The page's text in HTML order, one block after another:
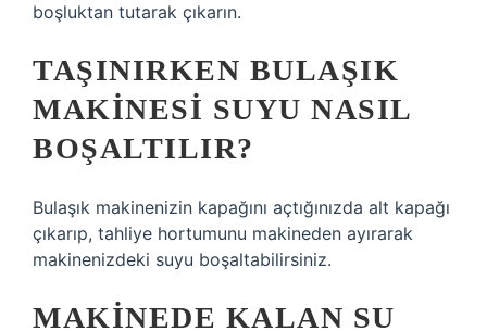
boşluktan tutarak çıkarın.
TAŞINIRKEN BULAŞIK
MAKINESI SUYU NASIL
BOŞALTILIR?
Bulaşık makinenizin kapağını açtığınızda alt kapağı
çıkarıp, tahliye hortumunu makineden ayırarak
makinenizdeki suyu boşaltabilirsiniz.
MAKINEDE KALAN SU